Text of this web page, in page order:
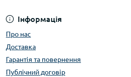
Інформація
Про нас
Доставка
Гарантія та повернення
Публічний договір